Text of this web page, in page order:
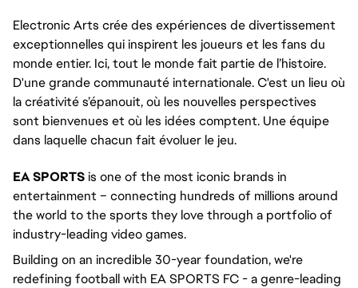
Electronic Arts crée des expériences de divertissement
exceptionnelles qui inspirent les joueurs et les fans du
monde entier. Ici, tout le monde fait partie de l’histoire.
D'une grande communauté internationale. C'est un lieu où
la créativité s’épanouit, où les nouvelles perspectives
sont bienvenues et où les idées comptent. Une équipe
dans laquelle chacun fait évoluer le jeu.
EA SPORTSis one of the most iconic brands in
entertainment – connecting hundreds of millions around
the world to the sports they love through a portfolio of
industry-leading video games.
Building on an incredible 30-year foundation, we're
redefining football with EA SPORTS FC - a genre-leading